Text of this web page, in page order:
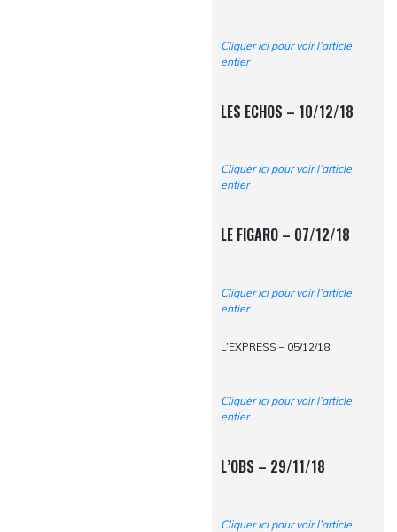
Cliquer ici pour voir l’article
entier
LES ECHOS – 10/12/18
Cliquer ici pour voir l’article
entier
LE FIGARO – 07/12/18
Cliquer ici pour voir l’article
entier
L’EXPRESS – 05/12/18
Cliquer ici pour voir l’article
entier
L’OBS – 29/11/18
Cliquer ici pour voir l’article